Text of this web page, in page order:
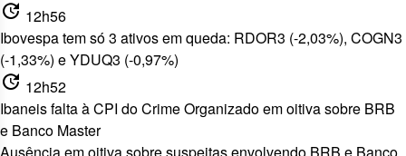
update 12h56
Ibovespa tem só 3 ativos em queda: RDOR3 (-2,03%), COGN3
(-1,33%) e YDUQ3 (-0,97%)
update 12h52
Ibaneis falta à CPI do Crime Organizado em oitiva sobre BRB
e Banco Master